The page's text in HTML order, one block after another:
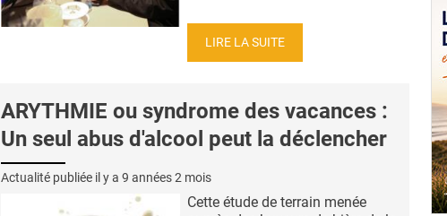
LIRE LA SUITE
ARYTHMIE ou syndrome des vacances :
Un seul abus d'alcool peut la déclencher
Actualité publiée il y a 9 années 2 mois
Cette étude de terrain menée